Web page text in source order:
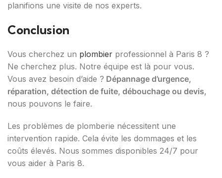
planifions une visite de nos experts.
Conclusion
Vous cherchez un plombier professionnel à Paris 8 ?
Ne cherchez plus. Notre équipe est là pour vous.
Vous avez besoin d’aide ? Dépannage d’urgence,
réparation, détection de fuite, débouchage ou devis,
nous pouvons le faire.
Les problèmes de plomberie nécessitent une
intervention rapide. Cela évite les dommages et les
coûts élevés. Nous sommes disponibles 24/7 pour
vous aider à Paris 8.